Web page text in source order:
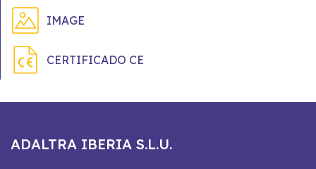
IMAGE
CERTIFICADO CE
ADALTRA IBERIA S.L.U.